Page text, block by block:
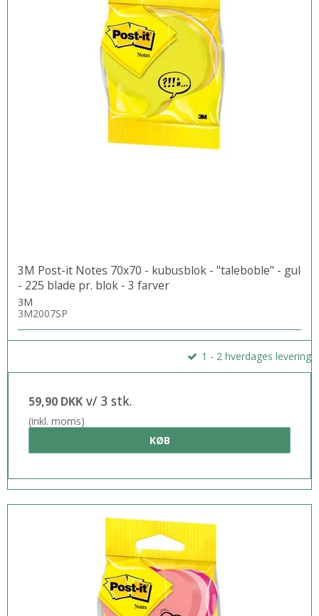
3M Post-it Notes 70x70 - kubusblok - "taleboble" - gul
- 225 blade pr. blok - 3 farver
3M
3M2007SP
1 - 2 hverdages levering
59,90 DKK v/ 3 stk.
(inkl. moms)
KØB